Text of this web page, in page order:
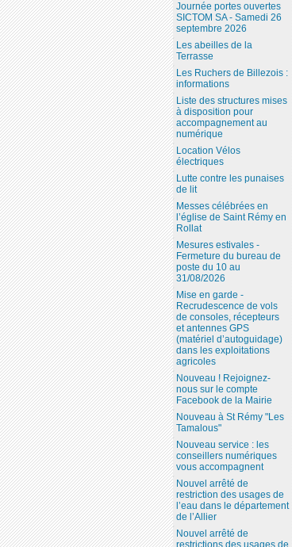
Journée portes ouvertes
SICTOM SA - Samedi 26
septembre 2026
Les abeilles de la
Terrasse
Les Ruchers de Billezois :
informations
Liste des structures mises
à disposition pour
accompagnement au
numérique
Location Vélos
électriques
Lutte contre les punaises
de lit
Messes célébrées en
l’église de Saint Rémy en
Rollat
Mesures estivales -
Fermeture du bureau de
poste du 10 au
31/08/2026
Mise en garde -
Recrudescence de vols
de consoles, récepteurs
et antennes GPS
(matériel d’autoguidage)
dans les exploitations
agricoles
Nouveau ! Rejoignez-
nous sur le compte
Facebook de la Mairie
Nouveau à St Rémy "Les
Tamalous"
Nouveau service : les
conseillers numériques
vous accompagnent
Nouvel arrêté de
restriction des usages de
l’eau dans le département
de l’Allier
Nouvel arrêté de